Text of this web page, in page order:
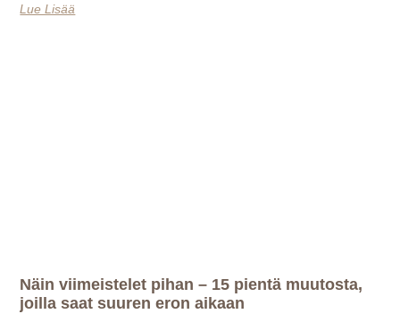
Lue Lisää
Näin viimeistelet pihan – 15 pientä muutosta,
joilla saat suuren eron aikaan